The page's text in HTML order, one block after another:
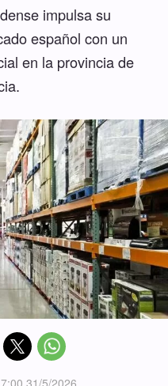
impulsa su
español con un
en la provincia de
7:00 31/5/2026